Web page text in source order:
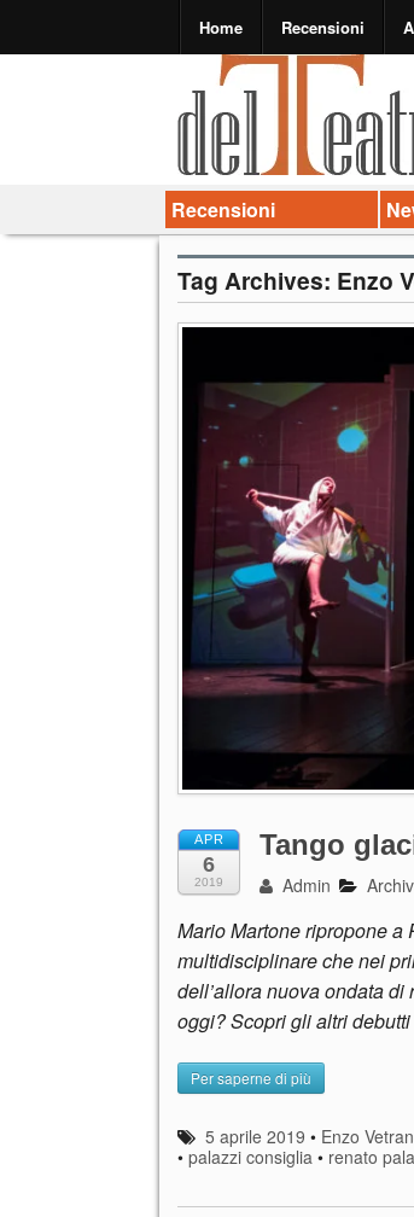
Home Recensioni
Recensioni
Tag Archives: Enzo
APR
6
2019
Tango
Admin
Mario Martone ripropone a
multidisciplinare che nei
dell’allora nuova ondata
oggi? Scopri gli altri
Per saperne di più
5 aprile 2019 • Enzo
• palazzi consiglia • renato